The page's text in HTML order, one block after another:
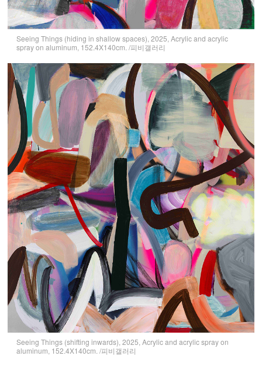
Seeing Things (hiding in shallow spaces), 2025, Acrylic and acrylic
spray on aluminum, 152.4X140cm. /피비갤러리
Seeing Things (shifting inwards), 2025, Acrylic and acrylic spray on
aluminum, 152.4X140cm. /피비갤러리